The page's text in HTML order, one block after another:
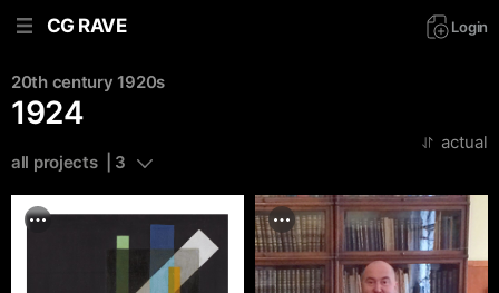
CG RAVE Login
20th century 1920s
1924
all projects  | 3
actual